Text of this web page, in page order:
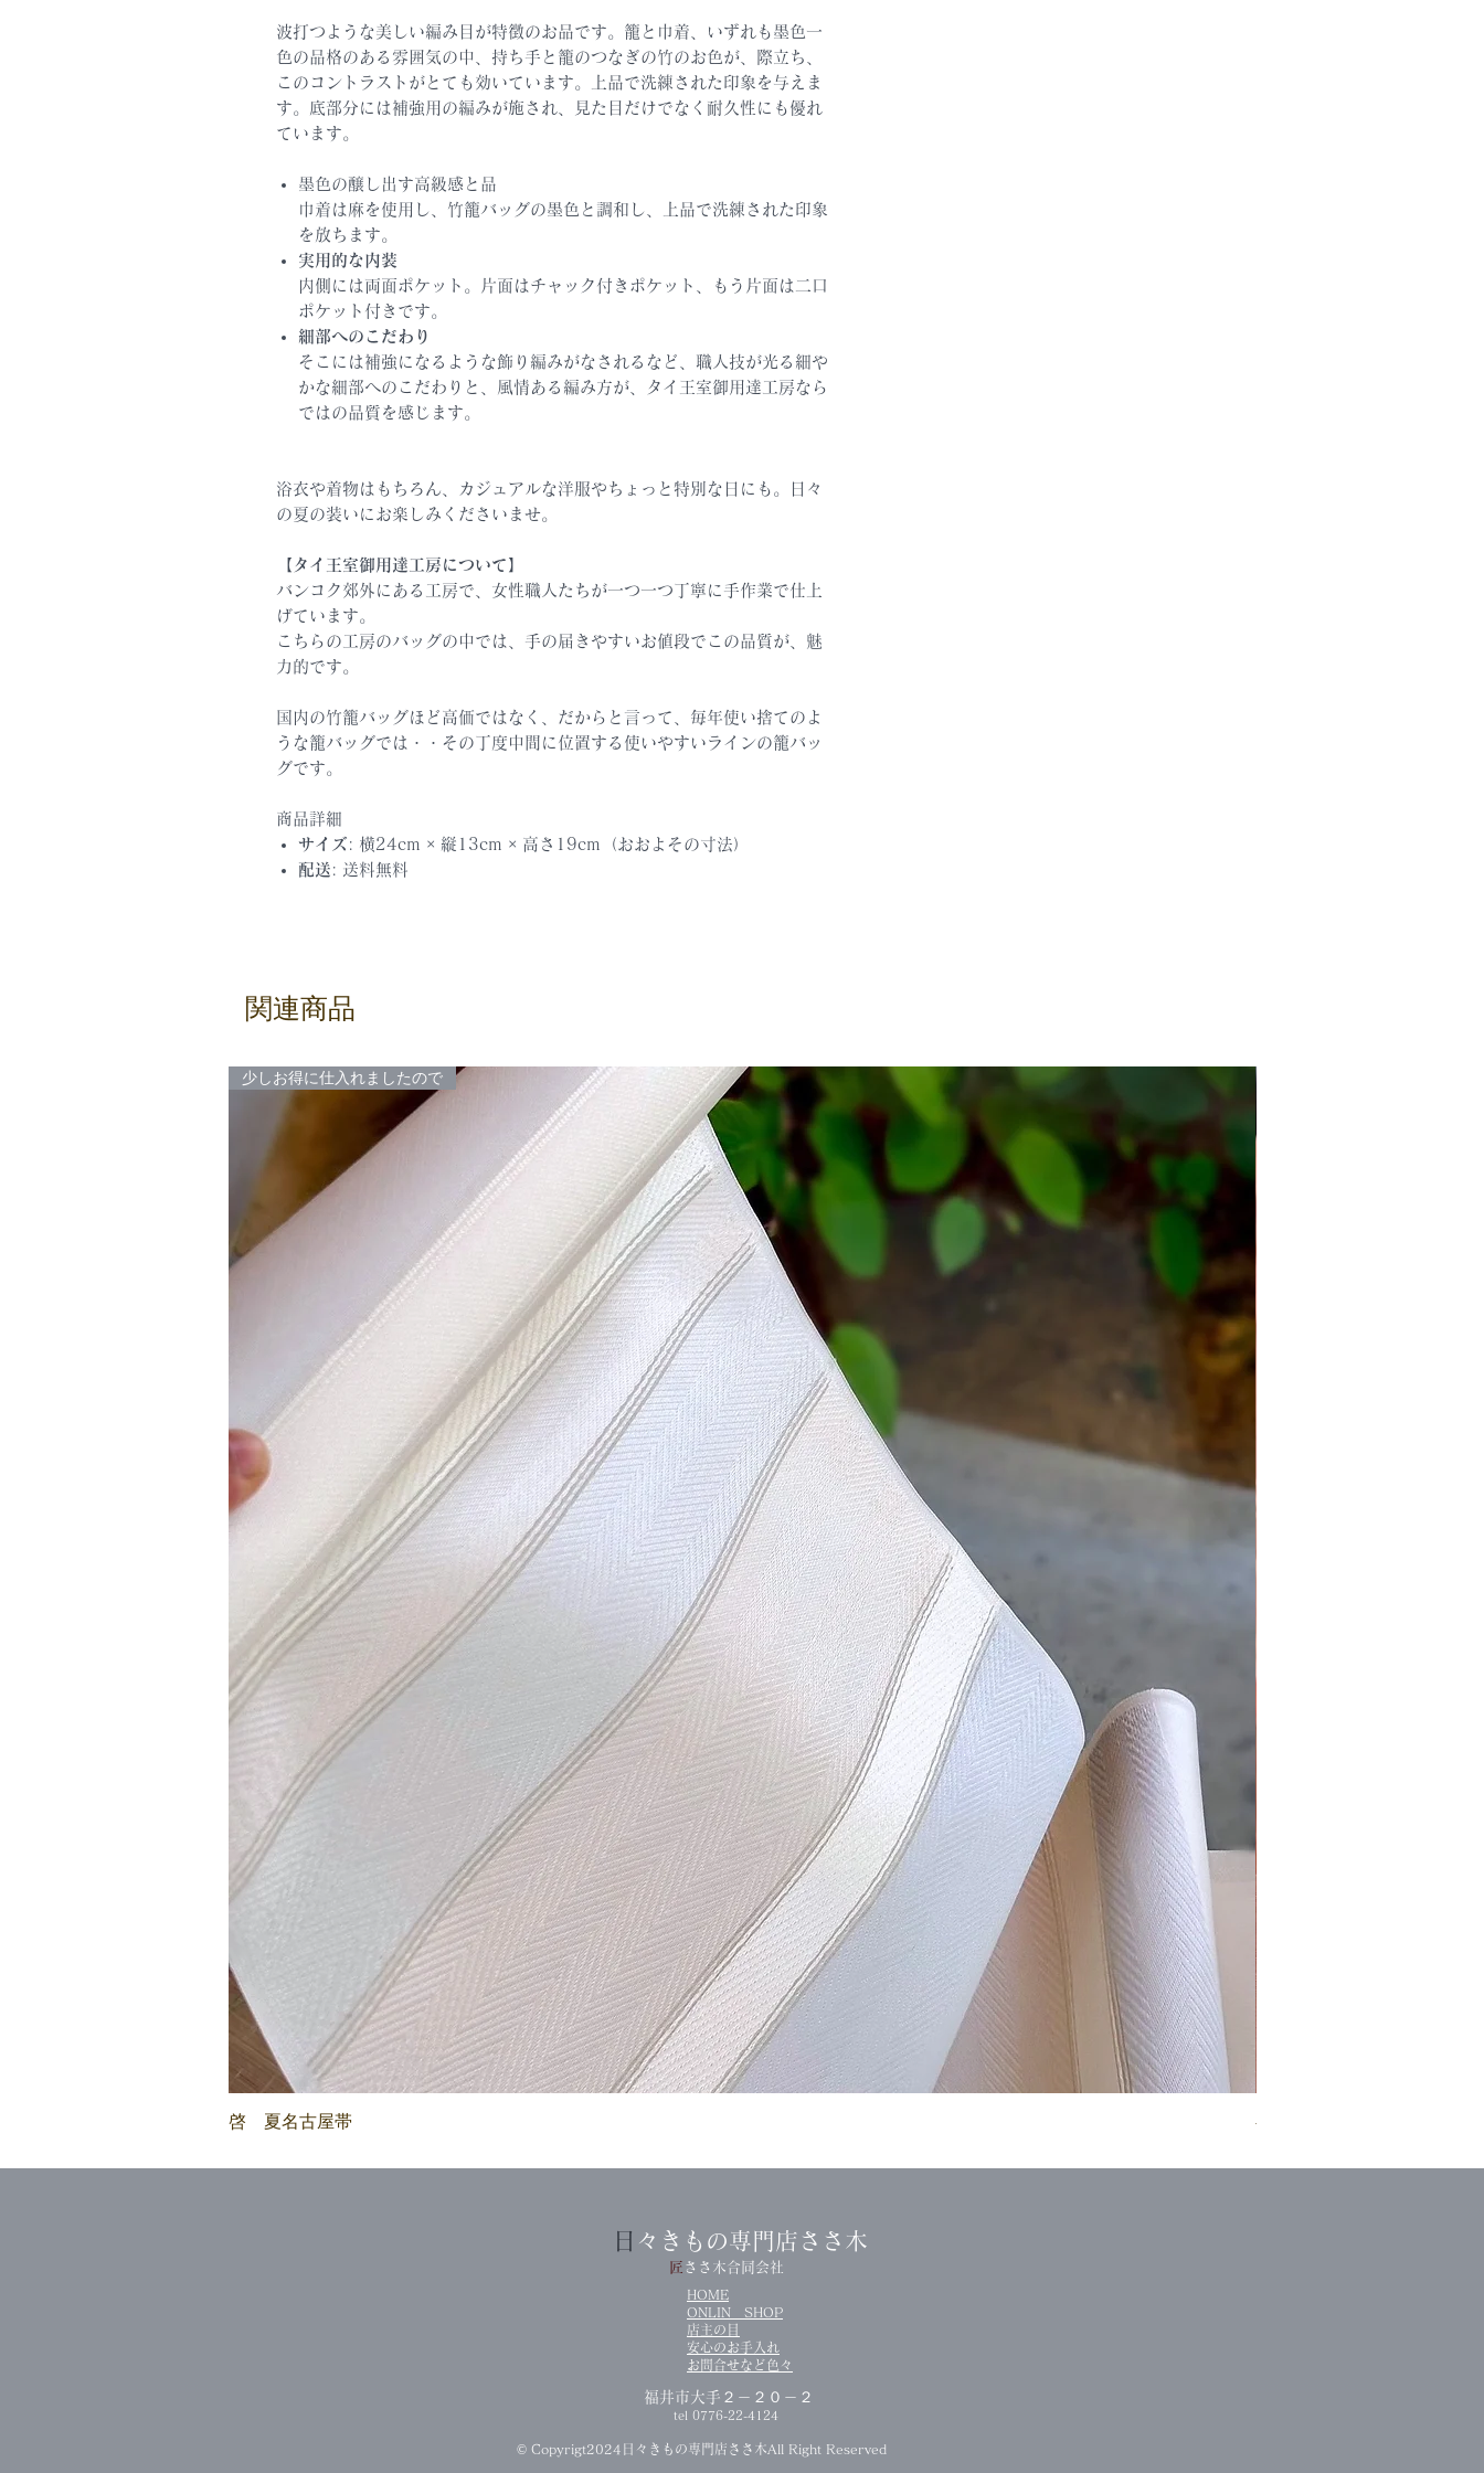
波打つような美しい編み目が特徴のお品です。籠と巾着、いずれも墨色一
色の品格のある雰囲気の中、持ち手と籠のつなぎの竹のお色が、際立ち、
このコントラストがとても効いています。上品で洗練された印象を与えま
す。底部分には補強用の編みが施され、見た目だけでなく耐久性にも優れ
ています。
墨色の醸し出す高級感と品
巾着は麻を使用し、竹籠バッグの墨色と調和し、上品で洗練された印象
を放ちます。
実用的な内装
内側には両面ポケット。片面はチャック付きポケット、もう片面は二口
ポケット付きです。
細部へのこだわり
そこには補強になるような飾り編みがなされるなど、職人技が光る細や
かな細部へのこだわりと、風情ある編み方が、タイ王室御用達工房なら
ではの品質を感じます。
浴衣や着物はもちろん、カジュアルな洋服やちょっと特別な日にも。日々
の夏の装いにお楽しみくださいませ。
【タイ王室御用達工房について】
バンコク郊外にある工房で、女性職人たちが一つ一つ丁寧に手作業で仕上
げています。
こちらの工房のバッグの中では、手の届きやすいお値段でこの品質が、魅
力的です。
国内の竹籠バッグほど高価ではなく、だからと言って、毎年使い捨てのよ
うな籠バッグでは・・その丁度中間に位置する使いやすいラインの籠バッ
グです。
商品詳細
サイズ : 横24cm × 縦13cm × 高さ19cm（おおよその寸法）
配送 : 送料無料
関連商品
少しお得に仕入れましたので
啓 夏名古屋帯 喜多川俵二 顕紋紗 撫子
​ 日々きもの専門店ささ木
​ 匠ささ木合同会社
HOME
ONLIN SHOP
店主の目
​安心のお手入れ
​お問合せなど色々
​福井市大手２－２０－２
tel 0776-22-4124
© Copyrigt2024日々きもの専門店ささ木All Right Reserved